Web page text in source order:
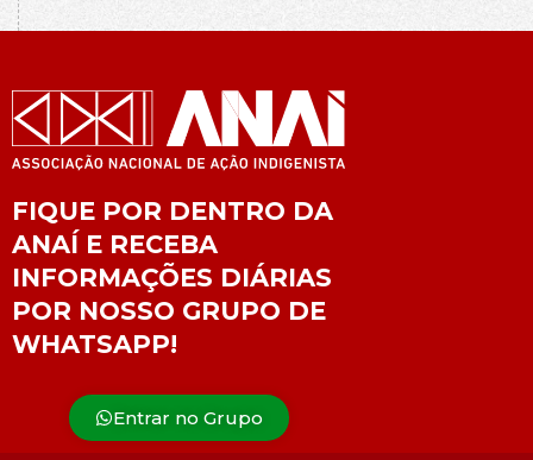
FIQUE POR DENTRO DA
ANAÍ E RECEBA
INFORMAÇÕES DIÁRIAS
POR NOSSO GRUPO DE
WHATSAPP!
Entrar no Grupo